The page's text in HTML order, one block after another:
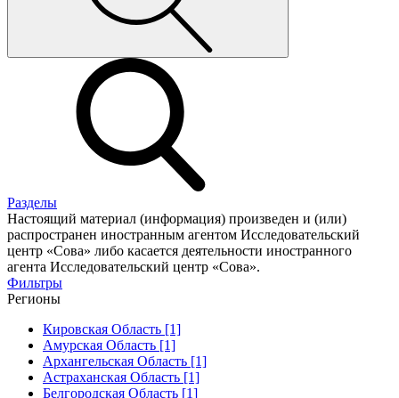
Разделы
Настоящий материал (информация) произведен и (или)
распространен иностранным агентом Исследовательский
центр «Сова» либо касается деятельности иностранного
агента Исследовательский центр «Сова».
Фильтры
Регионы
Кировская Область [1]
Амурская Область [1]
Архангельская Область [1]
Астраханская Область [1]
Белгородская Область [1]